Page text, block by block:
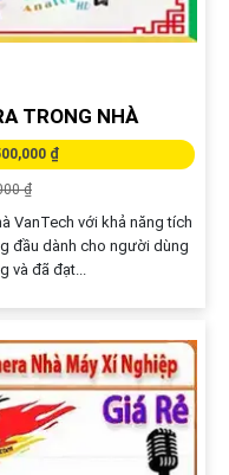
TRONG NHÀ
₫
₫
VanTech với khả năng tích
đầu dành cho người dùng
đã đạt...